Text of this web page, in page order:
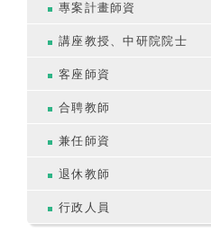
專案計畫師資
講座教授、中研院院士
客座師資
合聘教師
兼任師資
退休教師
行政人員